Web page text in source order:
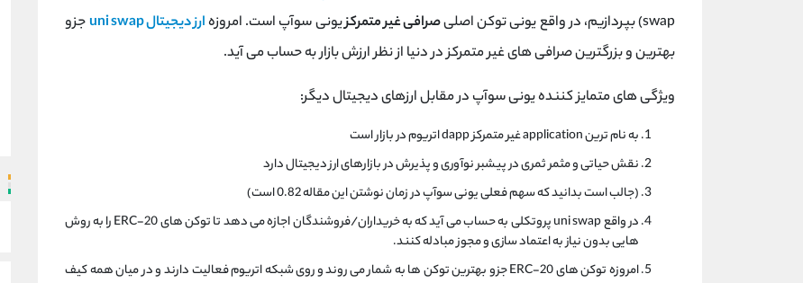
swap) بپردازیم، در واقع یونی توکن اصلی
صرافی غیر متمرکزیونی سوآپ است. امروزهارز دیجیتال uni swap
جزو
بهترین و بزرگترین صرافی های غیر متمرکز در دنیا از نظر ارزش بازار به حساب می آید.
ویژگی های متمایز کننده یونی سوآپ در مقابل ارزهای دیجیتال دیگر:
به نام ترین application غیر متمرکز dapp اتریوم در بازار است
نقش حیاتی و مثمر ثمری در پیشبر نوآوری و پذیرش در بازارهای ارز دیجیتال دارد
(جالب است بدانید که سهم فعلی یونی سوآپ در زمان نوشتن این مقاله 0.82 است)
در واقع uni swap پروتکلی به حساب می آید که به خریداران/فروشندگان اجازه می دهد تا توکن های ERC-20 را به روش
هایی بدون نیاز به اعتماد سازی و مجوز مبادله کنند.
امروزه توکن های ERC-20 جزو بهترین توکن ها به شمار می روند و روی شبکه اتریوم فعالیت دارند و در میان همه کیف